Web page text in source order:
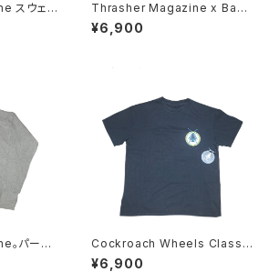
Thrasher Magazine x Bake
r Skateboards パーカー
¥6,900
Cockroach Wheels Classic
Logo Tシャツ
¥6,900